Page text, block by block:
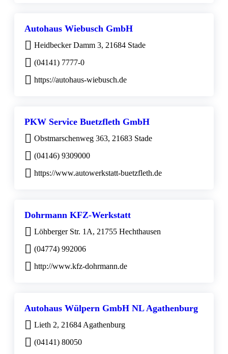
Autohaus Wiebusch GmbH
Heidbecker Damm 3, 21684 Stade
(04141) 7777-0
https://autohaus-wiebusch.de
PKW Service Buetzfleth GmbH
Obstmarschenweg 363, 21683 Stade
(04146) 9309000
https://www.autowerkstatt-buetzfleth.de
Dohrmann KFZ-Werkstatt
Löhberger Str. 1A, 21755 Hechthausen
(04774) 992006
http://www.kfz-dohrmann.de
Autohaus Wülpern GmbH NL Agathenburg
Lieth 2, 21684 Agathenburg
(04141) 80050